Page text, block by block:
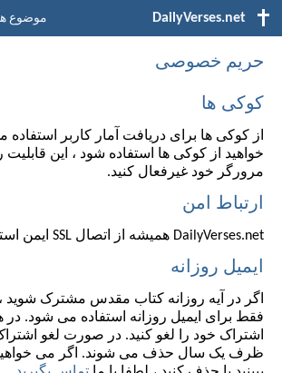
DailyVerses.net موضوع
حریم خصوصی
کوکی ها
از کوکی ها برای دریافت آمار کاربر استفاده
خواهید از کوکی ها استفاده شود ، این قابلیت
مرورگر خود غیرفعال کنید.
ارتباط امن
DailyVerses.net همیشه از اتصال SSL ایمن استفاده می کند.
ایمیل روزانه
اگر در آیه روزانه کتاب مقدس مشترک شوید
فقط برای ایمیل روزانه استفاده می شود. در
اشتراک خود را لغو کنید. در صورت لغو
ظرف یک سال حذف می شوند. اگر می خواهید